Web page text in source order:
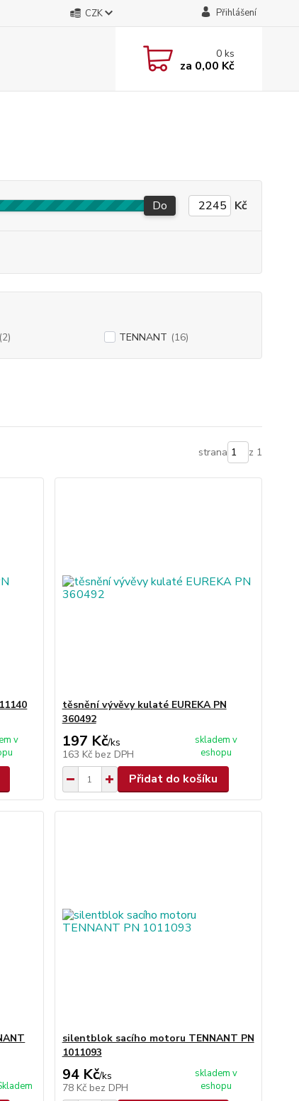
CZK Přihlášení
0ks
za 0,00 Kč
Do Kč
(2) TENNANT (16)
strana z 1
v
těsnění vývěvy kulaté EUREKA PN
360492
197 Kč/ks
163 Kč bez DPH
skladem v
eshopu
Přidat do košíku
silentblok sacího motoru TENNANT PN
1011093
94 Kč/ks
78 Kč bez DPH
skladem v
eshopu